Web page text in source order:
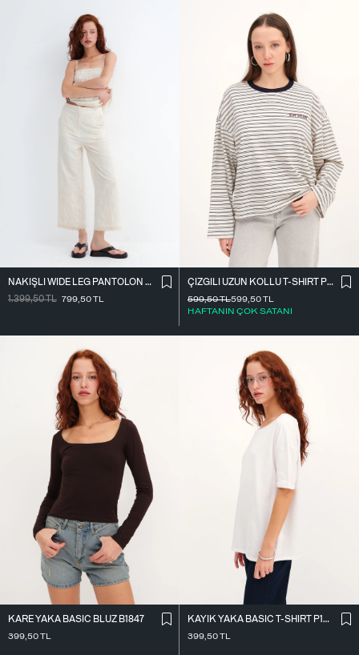
NAKIŞLI WIDE LEG PANTOLON PN01918
1.399,50TL 799,50TL
ÇIZGILI UZUN KOLLU T-SHIRT P10522
599,50TL
HAFTANIN ÇOK SATANI
599,50TL
KARE YAKA BASIC BLUZ B1847
399,50TL
KAYIK YAKA BASIC T-SHIRT P1822
399,50TL